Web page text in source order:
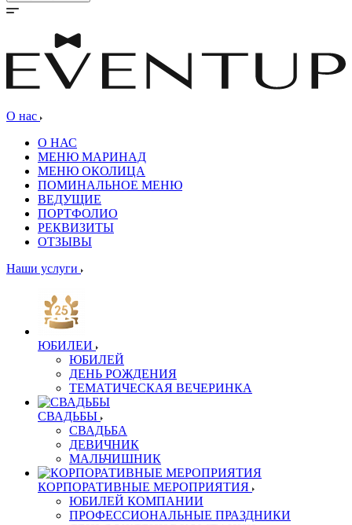
О нас
О НАС
МЕНЮ МАРИНАД
МЕНЮ ОКОЛИЦА
ПОМИНАЛЬНОЕ МЕНЮ
ВЕДУЩИЕ
ПОРТФОЛИО
РЕКВИЗИТЫ
ОТЗЫВЫ
Наши услуги
ЮБИЛЕИ
ЮБИЛЕЙ
ДЕНЬ РОЖДЕНИЯ
ТЕМАТИЧЕСКАЯ ВЕЧЕРИНКА
СВАДЬБЫ
СВАДЬБА
ДЕВИЧНИК
МАЛЬЧИШНИК
КОРПОРАТИВНЫЕ МЕРОПРИЯТИЯ
ЮБИЛЕЙ КОМПАНИИ
ПРОФЕССИОНАЛЬНЫЕ ПРАЗДНИКИ